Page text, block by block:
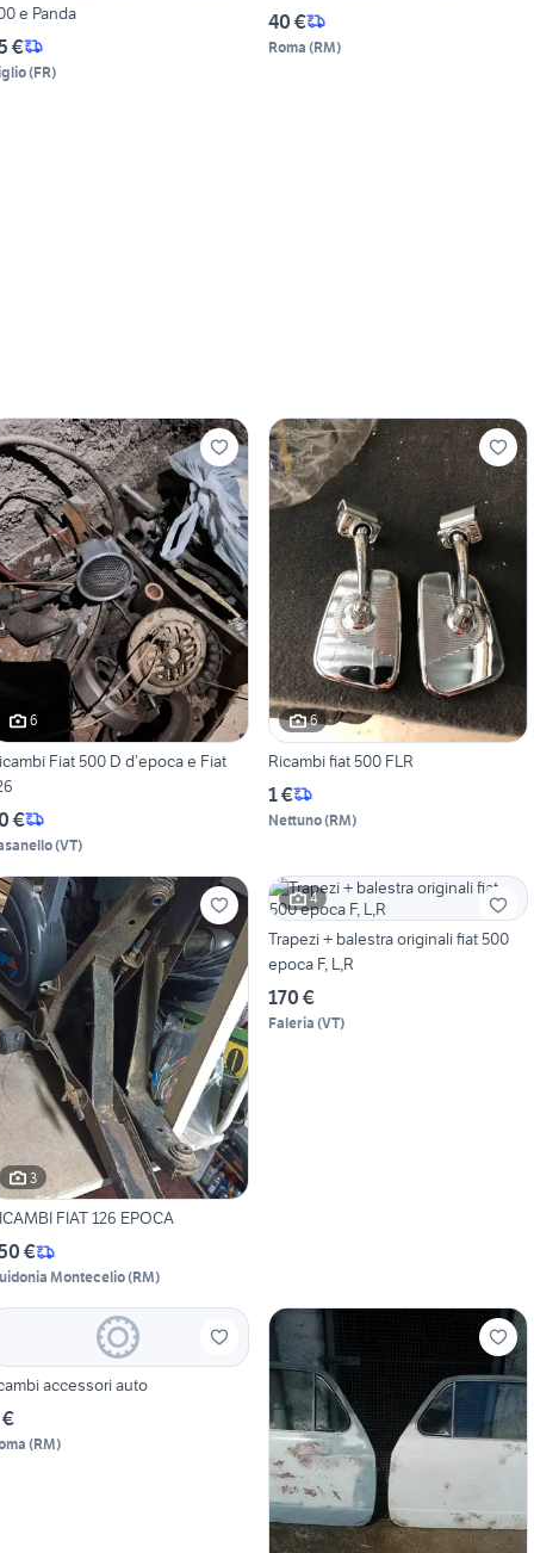
e Panda
€
(FR)
40 €
Roma (RM)
6
Fiat 500 D d’epoca e Fiat
€
(VT)
6
Ricambi fiat 500 FLR
1 €
Nettuno(RM)
3
FIAT 126 EPOCA
€
Montecelio(RM)
4
Trapezi + balestra originali fiat 500
epoca F, L,R
170 €
Faleria (VT)
ricambi accessori auto
(RM)